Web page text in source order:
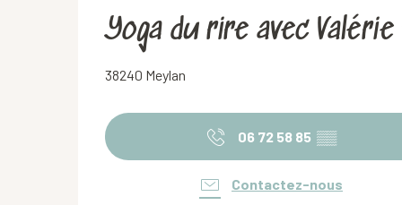
Yoga du rire avec Valérie
38240 Meylan
06 72 58 85 ▒▒
Contactez-nous